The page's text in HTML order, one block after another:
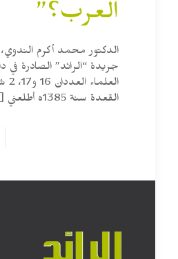
العرب؟”
الدكتور محمد أكرم الندوي،
جريدة “الرائد” الصادرة في
القعدة سنة 1385ه أطلعني